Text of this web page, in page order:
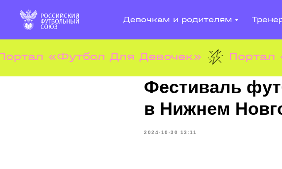
«Футбол Для Девочек» Портал
Девочкам и родителям
Фестиваль
в Нижнем
2024-10-30 13:11